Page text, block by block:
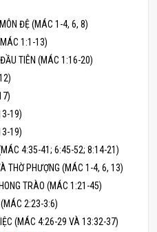
ĐỆ (MÁC 1-4, 6, 8)
1:1-13)
TIÊN (MÁC 1:16-20)
19)
19)
4:35-41; 6:45-52; 8:14-21)
THỜ PHƯỢNG (MÁC 1-4, 6, 13)
TRÀO (MÁC 1:21-45)
2:23-3:6)
(MÁC 4:26-29 VÀ 13:32-37)